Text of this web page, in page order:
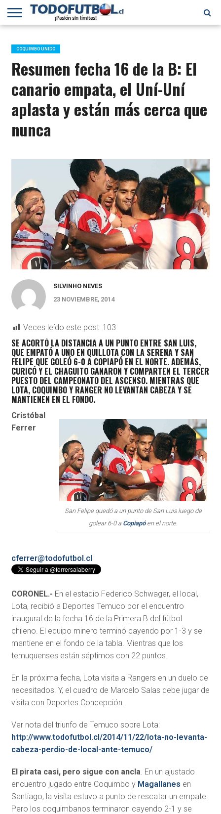
PRIMERA
B
SELECCIÓN
CHILENA
CHILENOS
EN EL
MUNDO
FÚTBOL
INTERNACIONAL
COQUIMBO UNIDO
Resumen fecha 16 de la B: El
canario empata, el Uní-Uní
aplasta y están más cerca que
nunca
SILVINHO NEVES
23 NOVIEMBRE, 2014
Veces leído este post: 103
SE ACORTÓ LA DISTANCIA A UN PUNTO ENTRE SAN LUIS,
QUE EMPATÓ A UNO EN QUILLOTA CON LA SERENA Y SAN
FELIPE QUE GOLEÓ 6-0 A COPIAPÓ EN EL NORTE. ADEMÁS,
CURICÓ Y EL CHAGUITO GANARON Y COMPARTEN EL TERCER
PUESTO DEL CAMPEONATO DEL ASCENSO. MIENTRAS QUE
LOTA, COQUIMBO Y RANGER NO LEVANTAN CABEZA Y SE
MANTIENEN EN EL FONDO.
San Felipe quedó a un punto de San Luis luego de
golear 6-0 a Copiapóen el norte.
Cristóbal
Ferrer
cferrer@todofutbol.cl
CORONEL.- En el estadio Federico Schwager, el local,
Lota, recibió a Deportes Temuco por el encuentro
inaugural de la fecha 16 de la Primera B del fútbol
chileno. El equipo minero terminó cayendo por 1-3 y se
mantiene en el fondo de la tabla. Mientras que los
temuquenses están séptimos con 22 puntos.
En la próxima fecha, Lota visita a Rangers en un duelo de
necesitados. Y, el cuadro de Marcelo Salas debe jugar de
visita con Deportes Concepción.
Ver nota del triunfo de Temuco sobre Lota:
http://www.todofutbol.cl/2014/11/22/lota-no-levanta-
cabeza-perdio-de-local-ante-temuco/
El pirata casi, pero sigue con ancla. En un ajustado
encuentro jugado entre Coquimbo y Magallanes en
Santiago, la visita estuvo a punto de rescatar un empate.
Pero los coquimbanos terminaron cayendo 2-1 y se